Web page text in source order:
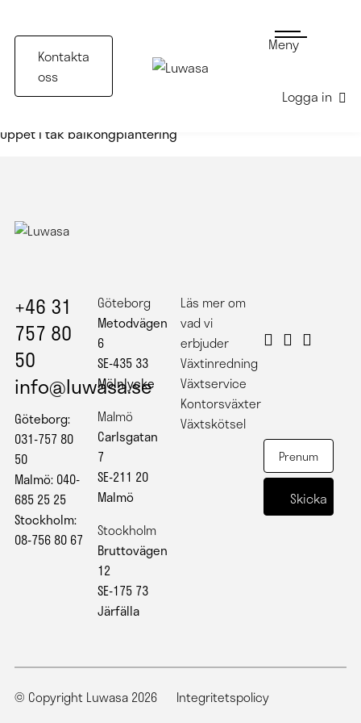
Kontakta
oss
Meny
Logga in
Öppet i tak balkongplantering
+46 31
757 80
50
info@luwasa.se
Göteborg:
031-757 80
50
Malmö: 040-
685 25 25
Stockholm:
08-756 80 67
Göteborg
Metodvägen
6
SE-435 33
Mölnlycke
Malmö
Carlsgatan
7
SE-211 20
Malmö
Stockholm
Bruttovägen
12
SE-175 73
Järfälla
Läs mer om
vad vi
erbjuder
Växtinredning
Växtservice
Kontorsväxter
Växtskötsel
© Copyright Luwasa 2026 Integritetspolicy